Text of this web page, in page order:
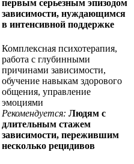
первым серьезным эпизодом
зависимости, нуждающимся
в интенсивной поддержке
Комплексная психотерапия,
работа с глубинными
причинами зависимости,
обучение навыкам здорового
общения, управление
эмоциями
Рекомендуется: Людям с
длительным стажем
зависимости, пережившим
несколько рецидивов